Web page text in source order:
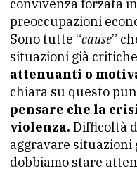
convivenza forzata
preoccupazioni
Sono tutte “cause”
situazioni già critiche
attenuanti o
chiara su questo
pensare che la
violenza. Difficoltà
aggravare situazioni
dobbiamo stare